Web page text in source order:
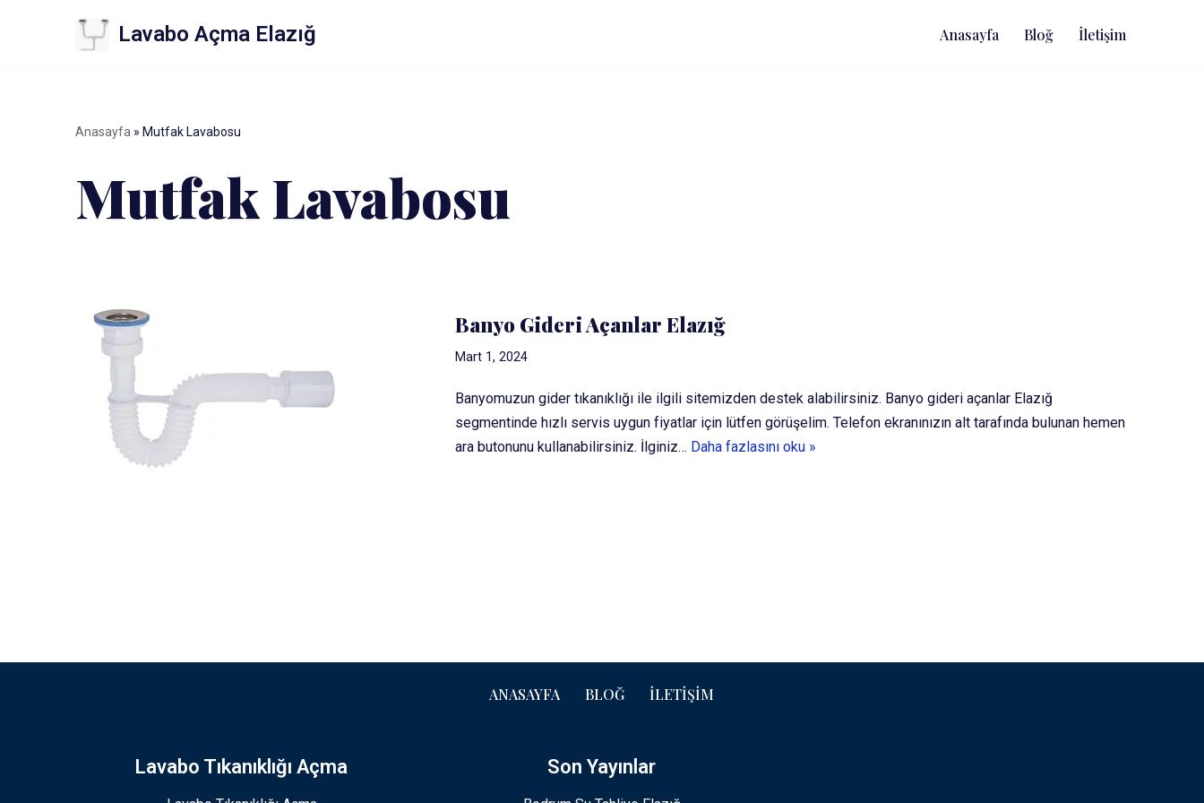
Lavabo Açma Elazığ Anasayfa Bloğ İletişim
Anasayfa » Mutfak Lavabosu
Mutfak Lavabosu
Banyo Gideri Açanlar Elazığ
Mart 1, 2024
Banyomuzun gider tıkanıklığı ile ilgili sitemizden destek alabilirsiniz. Banyo gideri açanlar Elazığ
segmentinde hızlı servis uygun fiyatlar için lütfen görüşelim. Telefon ekranınızın alt tarafında bulunan hemen
ara butonunu kullanabilirsiniz. İlginiz… Daha fazlasını oku »
ANASAYFA BLOĞ İLETIŞIM
Lavabo Tıkanıklığı Açma Son Yayınlar